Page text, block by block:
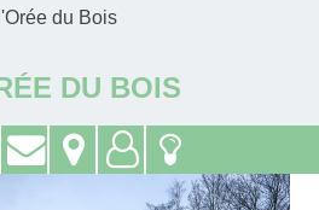
du Bois
DU BOIS